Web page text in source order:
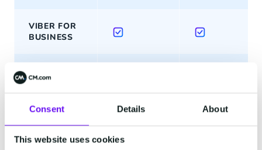
Consent Details About
This website uses cookies
VIBER FOR
BUSINESS
MESSENGER
INSTAGRAM
MESSAGING